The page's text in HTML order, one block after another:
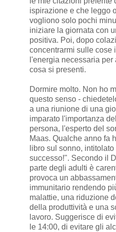
ispirazione e che leggo
vogliono solo pochi
iniziare la giornata con
positiva. Poi, dopo
concentrarmi sulle cose
l'energia necessaria
cosa si presenti.
Dormire molto. Non ho
questo senso -
a una riunione di una
imparato l'importanza
persona, l'esperto del
Maas. Qualche anno fa
libro sul sonno,
successo!". Secondo il
parte degli adulti è
provoca un
immunitario rendendo
malattie, una riduzione
della produttività e una
lavoro. Suggerisce di
le 14:00, di evitare gli